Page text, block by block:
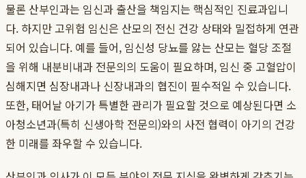
물론 산부인과는 임신과 출산을 책임지는 핵심적인 진료과입니
다. 하지만 고위험 임신은 산모의 전신 건강 상태와 밀접하게 연관
되어 있습니다. 예를 들어, 임신성 당뇨를 앓는 산모는 혈당 조절
을 위해 내분비내과 전문의의 도움이 필요하며, 임신 중 고혈압이
심해지면 심장내과나 신장내과의 협진이 필수적일 수 있습니다.
또한, 태어날 아기가 특별한 관리가 필요할 것으로 예상된다면 소
아청소년과(특히 신생아학 전문의)와의 사전 협력이 아기의 건강
한 미래를 좌우할 수 있습니다.